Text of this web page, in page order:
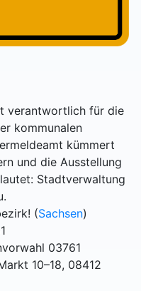
verantwortlich für die
kommunalen
kümmert
und die Ausstellung
Stadtverwaltung
(Sachsen)
03761
10–18, 08412